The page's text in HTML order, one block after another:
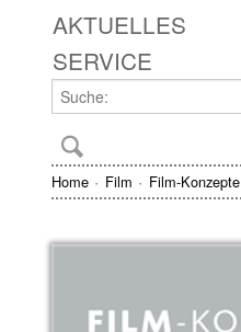
AKTUELLES
SERVICE
Home Film Film-Konzepte